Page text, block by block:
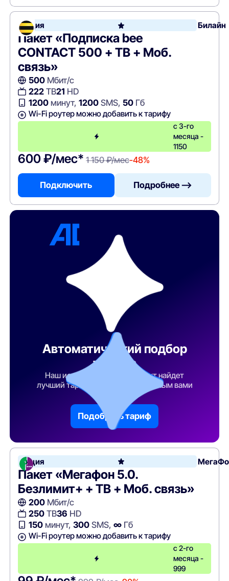
Акция Билайн
Пакет «Подписка bee
CONTACT 500 + ТВ + Моб.
связь»
500Мбит/с
222ТВ21 HD
1200минут, 1200SMS, 50Гб
Wi-Fi роутер можно добавить к тарифу
с 3-го
месяца -
1150
600 ₽/мес* 1 150 ₽/мес-48%
Подключить Подробнее —>
Автоматический подбор
тарифа
Наш искусственный интеллект найдет
лучший тарифный план по указанным вами
Подобрать тариф
Акция
Пакет «Мегафон 5.0.
Безлимит+ + ТВ + Моб. связь»
200Мбит/с
250ТВ36 HD
150минут, 300SMS, ∞Гб
Wi-Fi роутер можно добавить к тарифу
с 2-го
месяца -
999